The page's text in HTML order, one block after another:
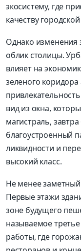
экосистему, где
качеству
Однако изменения
облик столицы.
влияет на
зеленого
вид из окна,
магистраль,
благоустроенный
ликвидности и
высокий класс.
Не менее
Первые этажи
зоне будущего
называемое
работы, где